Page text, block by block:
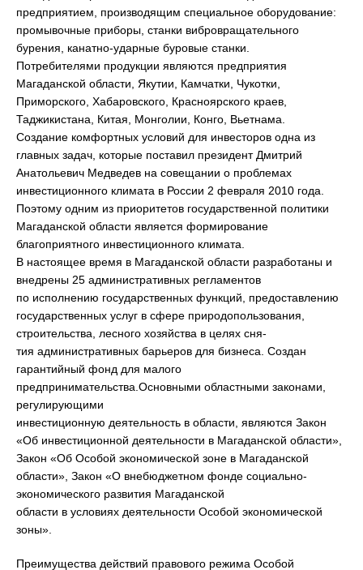
предприятием, производящим специальное оборудование:
промывочные приборы, станки вибровращательного
бурения, канатно-ударные буровые станки.
Потребителями продукции являются предприятия
Магаданской области, Якутии, Камчатки, Чукотки,
Приморского, Хабаровского, Красноярского краев,
Таджикистана, Китая, Монголии, Конго, Вьетнама.
Создание комфортных условий для инвесторов одна из
главных задач, которые поставил президент Дмитрий
Анатольевич Медведев на совещании о проблемах
инвестиционного климата в России 2 февраля 2010 года.
Поэтому одним из приоритетов государственной политики
Магаданской области является формирование
благоприятного инвестиционного климата.
В настоящее время в Магаданской области разработаны и
внедрены 25 административных регламентов
по исполнению государственных функций, предоставлению
государственных услуг в сфере природопользования,
строительства, лесного хозяйства в целях сня-
тия административных барьеров для бизнеса. Создан
гарантийный фонд для малого
предпринимательства.Основными областными законами,
регулирующими
инвестиционную деятельность в области, являются Закон
«Об инвестиционной деятельности в Магаданской области»,
Закон «Об Особой экономической зоне в Магаданской
области», Закон «О внебюджетном фонде социально-
экономического развития Магаданской
области в условиях деятельности Особой экономической
зоны».
Преимущества действий правового режима Особой